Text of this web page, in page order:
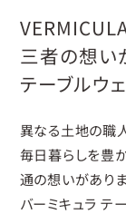
三者の想い
テーブルウェ
異なる土地の職
毎日暮らしを豊
通の想いがあり
バーミキュラ テ